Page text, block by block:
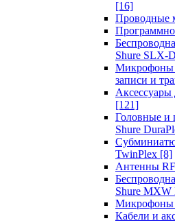
[16]
Проводные
Shure SLX-D
Микрофоны
записи и
[121]
Головные и
Shure
TwinPlex [8]
Антенны
Shure
Микрофоны
Кабели и